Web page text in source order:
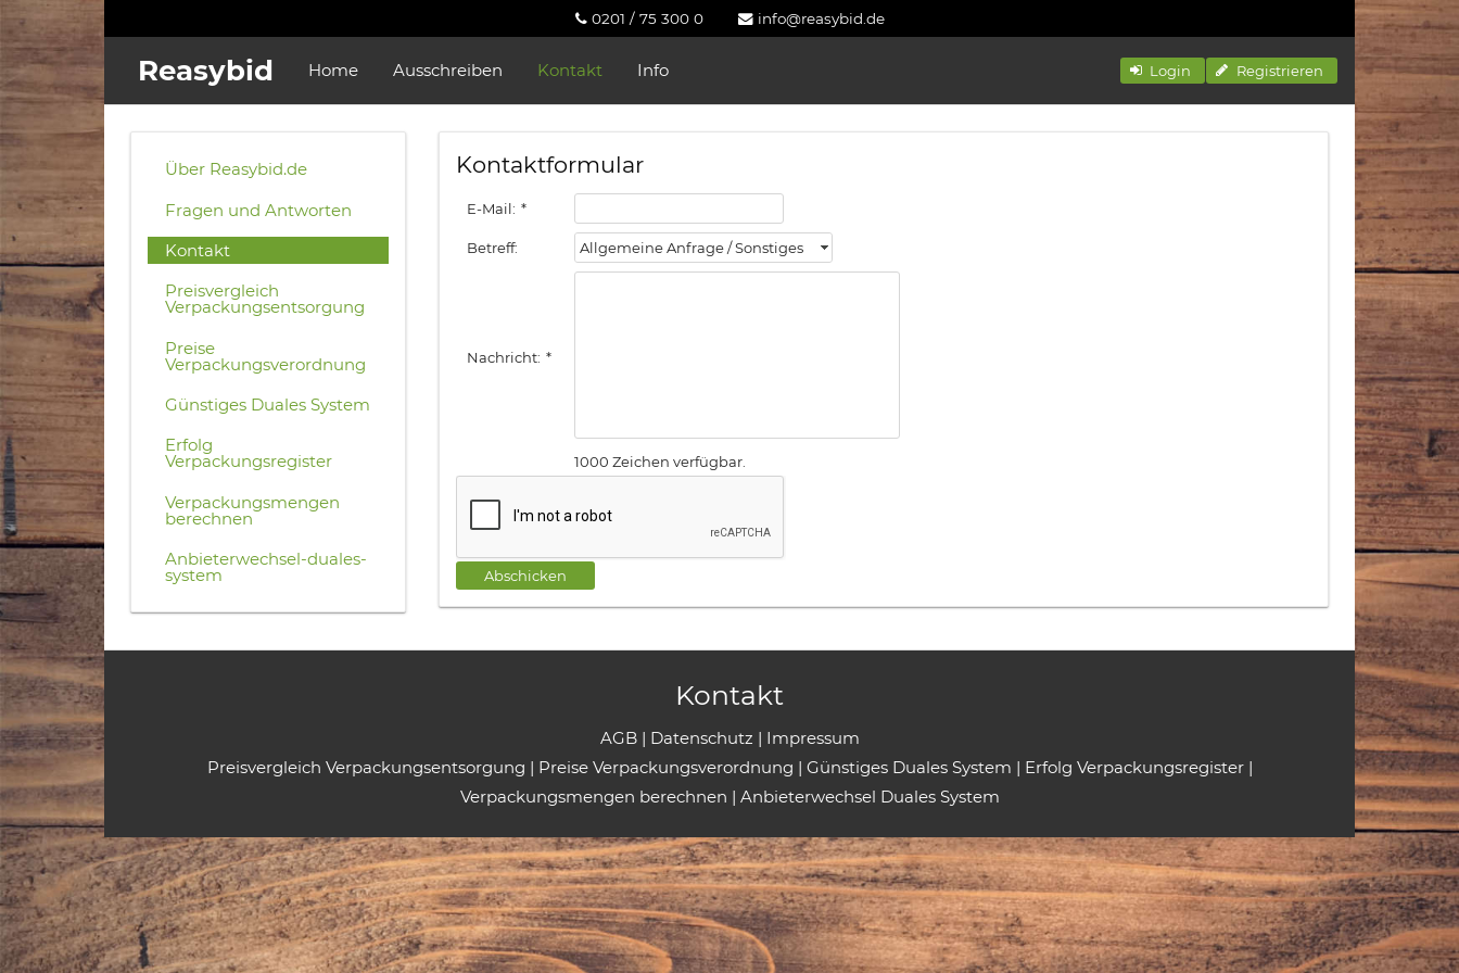
0201 / 75 300 0 info@reasybid.de
Reasybid Home Ausschreiben Kontakt Info Login Registrieren
Über Reasybid.de
Fragen und Antworten
Kontakt
Preisvergleich
Verpackungsentsorgung
Preise
Verpackungsverordnung
Günstiges Duales System
Erfolg
Verpackungsregister
Verpackungsmengen
berechnen
Anbieterwechsel-duales-
system
Kontaktformular
E-Mail: *
Betreff: Allgemeine Anfrage / Sonstiges
Nachricht: *
1000 Zeichen verfügbar.
Abschicken
Kontakt
AGB | Datenschutz | Impressum
Preisvergleich Verpackungsentsorgung | Preise Verpackungsverordnung | Günstiges Duales System | Erfolg Verpackungsregister |
Verpackungsmengen berechnen | Anbieterwechsel Duales System